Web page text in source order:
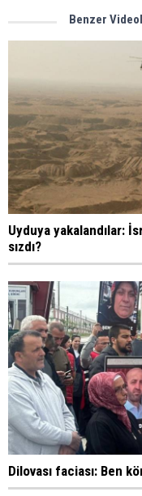
Benzer
Uyduya yakalandılar:
sızdı?
Dilovası faciası: Ben